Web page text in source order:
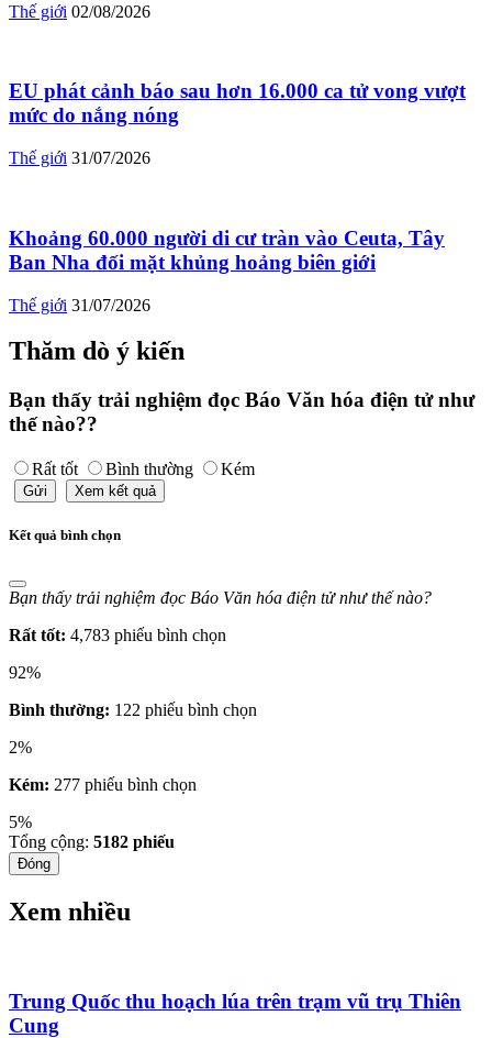
Thế giới 02/08/2026
EU phát cảnh báo sau hơn 16.000 ca tử vong vượt
mức do nắng nóng
Thế giới 31/07/2026
Khoảng 60.000 người di cư tràn vào Ceuta, Tây
Ban Nha đối mặt khủng hoảng biên giới
Thế giới 31/07/2026
Thăm dò ý kiến
Bạn thấy trải nghiệm đọc Báo Văn hóa điện tử như
thế nào??
Rất tốt Bình thường Kém
Gửi Xem kết quả
Kết quả bình chọn
Bạn thấy trải nghiệm đọc Báo Văn hóa điện tử như thế nào?
Rất tốt: 4,783 phiếu bình chọn
92%
Bình thường: 122 phiếu bình chọn
2%
Kém: 277 phiếu bình chọn
5%
Tổng cộng: 5182 phiếu
Đóng
Xem nhiều
Trung Quốc thu hoạch lúa trên trạm vũ trụ Thiên
Cung